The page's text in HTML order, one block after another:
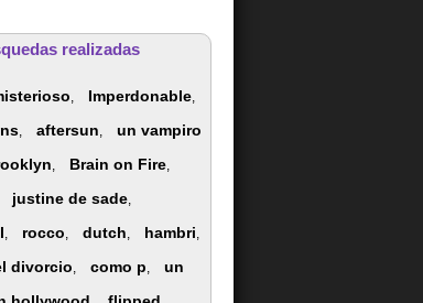
realizadas
, Imperdonable,
, aftersun,
un vampiro
, Brain on Fire,
justine de sade,
, rocco, dutch, hambri,
divorcio, como p,
un